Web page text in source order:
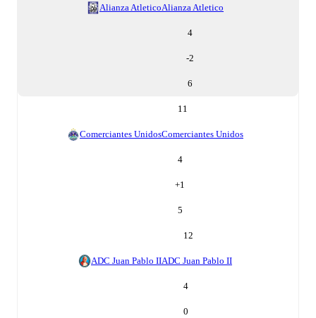
Alianza AtleticoAlianza Atletico
4
-2
6
11
Comerciantes UnidosComerciantes Unidos
4
+1
5
12
ADC Juan Pablo IIADC Juan Pablo II
4
0